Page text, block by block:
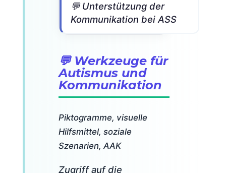
💬 Unterstützung der
Kommunikation bei ASS
💬 Werkzeuge für
Autismus und
Kommunikation
Piktogramme, visuelle
Hilfsmittel, soziale
Szenarien, AAK
Zugriff auf die